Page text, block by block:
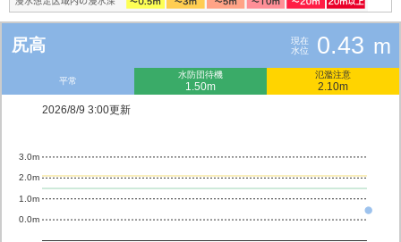
尻高
現在
水位
0.43 m
平常
水防団待機
1.50m
氾濫注意
2.10m
2026/8/9 3:00更新
0.0m
1.0m
2.0m
3.0m